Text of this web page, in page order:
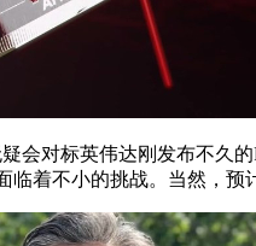
对标英伟达刚发布不久
临着不小的挑战。当然，